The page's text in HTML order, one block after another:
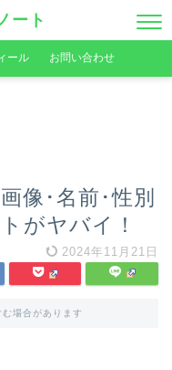
ート
ール お問い合わせ
像･名前･性別
がヤバイ！
2024年11月21日
場合があります